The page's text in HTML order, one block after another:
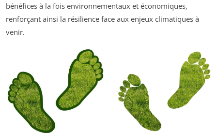
bénéfices à la fois environnementaux et économiques,
renforçant ainsi la résilience face aux enjeux climatiques à
venir.